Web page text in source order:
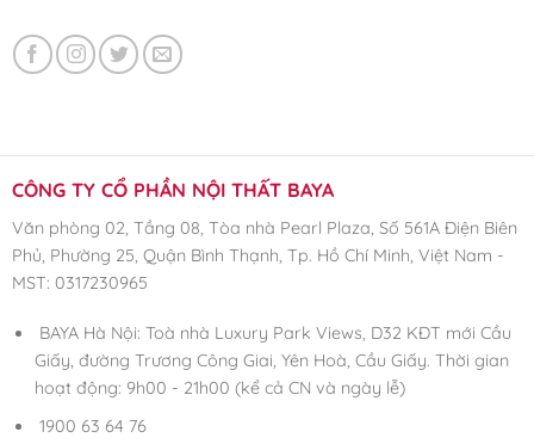
CÔNG TY CỔ PHẦN NỘI THẤT BAYA
Văn phòng 02, Tầng 08, Tòa nhà Pearl Plaza, Số 561A Điện Biên
Phủ, Phường 25, Quận Bình Thạnh, Tp. Hồ Chí Minh, Việt Nam -
MST: 0317230965
BAYA Hà Nội: Toà nhà Luxury Park Views, D32 KĐT mới Cầu
Giấy, đường Trương Công Giai, Yên Hoà, Cầu Giấy. Thời gian
hoạt động: 9h00 - 21h00 (kể cả CN và ngày lễ)
1900 63 64 76